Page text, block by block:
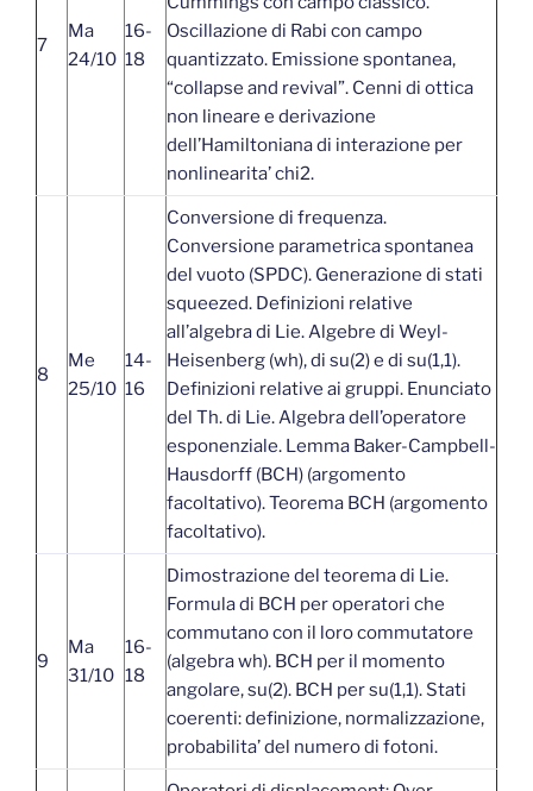
7
Ma
24/10
16-
18
Oscillazione di Rabi con campo
quantizzato. Emissione spontanea,
“collapse and revival”. Cenni di ottica
non lineare e derivazione
dell’Hamiltoniana di interazione per
nonlinearita’ chi2.
8
Me
25/10
14-
16
Conversione di frequenza.
Conversione parametrica spontanea
del vuoto (SPDC). Generazione di stati
squeezed. Definizioni relative
all’algebra di Lie. Algebre di Weyl-
Heisenberg (wh), di su(2) e di su(1,1).
Definizioni relative ai gruppi. Enunciato
del Th. di Lie. Algebra dell’operatore
esponenziale. Lemma Baker-Campbell-
Hausdorff (BCH) (argomento
facoltativo). Teorema BCH (argomento
facoltativo).
9
Ma
31/10
16-
18
Dimostrazione del teorema di Lie.
Formula di BCH per operatori che
commutano con il loro commutatore
(algebra wh). BCH per il momento
angolare, su(2). BCH per su(1,1). Stati
coerenti: definizione, normalizzazione,
probabilita’ del numero di fotoni.